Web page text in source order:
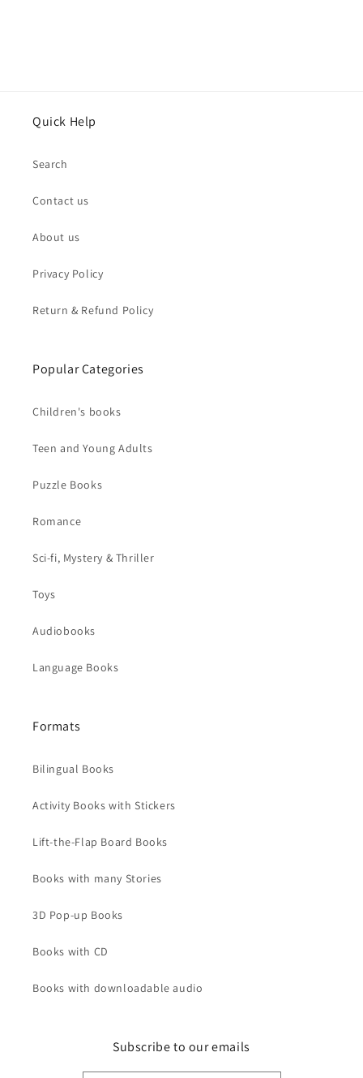
Quick Help
Search
Contact us
About us
Privacy Policy
Return & Refund Policy
Popular Categories
Children's books
Teen and Young Adults
Puzzle Books
Romance
Sci-fi, Mystery & Thriller
Toys
Audiobooks
Language Books
Formats
Bilingual Books
Activity Books with Stickers
Lift-the-Flap Board Books
Books with many Stories
3D Pop-up Books
Books with CD
Books with downloadable audio
Subscribe to our emails